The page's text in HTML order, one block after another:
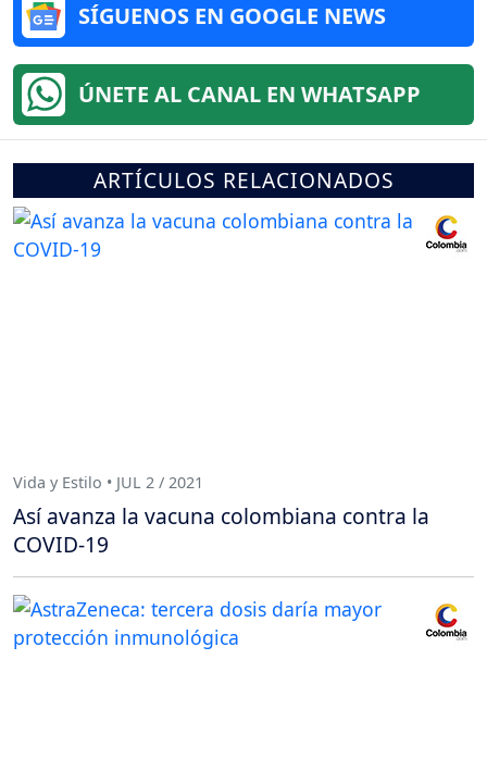
SÍGUENOS EN GOOGLE NEWS
ÚNETE AL CANAL EN WHATSAPP
ARTÍCULOS RELACIONADOS
Vida y Estilo • JUL 2 / 2021
Así avanza la vacuna colombiana contra la
COVID-19